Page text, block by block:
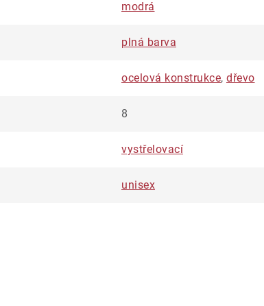
modrá
plná barva
ocelová konstrukce, dřevo
8
vystřelovací
unisex